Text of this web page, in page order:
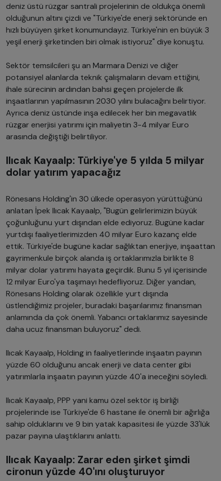
deniz üstü rüzgar santrali projelerinin de oldukça önemli
olduğunun altını çizdi ve "Türkiye'de enerji sektöründe en
hızlı büyüyen şirket konumundayız. Türkiye'nin en büyük 3
yeşil enerji şirketinden biri olmak istiyoruz" diye konuştu.
Sektör temsilcileri şu an Marmara Denizi ve diğer
potansiyel alanlarda teknik çalışmaların devam ettiğini,
ihale sürecinin ardından bahsi geçen projelerde ilk
inşaatlarının yapılmasının 2030 yılını bulacağını belirtiyor.
Ayrıca deniz üstünde inşa edilecek her bin megavatlık
rüzgar enerjisi yatırımı için maliyetin 3-4 milyar Euro
arasında değiştiği belirtiliyor.
Ilıcak Kayaalp: Türkiye'ye 5 yılda 5 milyar
dolar yatırım yapacağız
Rönesans Holding'in 30 ülkede operasyon yürüttüğünü
anlatan İpek Ilıcak Kayaalp, "Bugün gelirlerimizin büyük
çoğunluğunu yurt dışından elde ediyoruz. Bugüne kadar
yurtdışı faaliyetlerimizden 40 milyar Euro kazanç elde
ettik. Türkiye'de bugüne kadar sağlıktan enerjiye, inşaattan
gayrimenkule birçok alanda iş ortaklarımızla birlikte 8
milyar dolar yatırımı hayata geçirdik. Bunu 5 yıl içerisinde
12 milyar Euro'ya taşımayı hedefliyoruz. Diğer yandan,
Rönesans Holding olarak özellikle yurt dışında
üstlendiğimiz projeler, buradaki başarılarımız finansman
anlamında da çok önemli. Yabancı ortaklarımız sayesinde
daha ucuz finansman buluyoruz" dedi.
Ilıcak Kayaalp, Holding in faaliyetlerinde inşaatın payının
yüzde 60 olduğunu ancak enerji ve data center gibi
yatırımlarla inşaatın payının yüzde 40'a ineceğini söyledi.
Ilıcak Kayaalp, PPP yani kamu özel sektör iş birliği
projelerinde ise Türkiye'de 6 hastane ile önemli bir ağırlığa
sahip olduklarını ve 9 bin yatak kapasitesi ile yüzde 33'lük
pazar payına ulaştıklarını anlattı.
Ilıcak Kayaalp: Zarar eden şirket şimdi
cironun yüzde 40'ını oluşturuyor